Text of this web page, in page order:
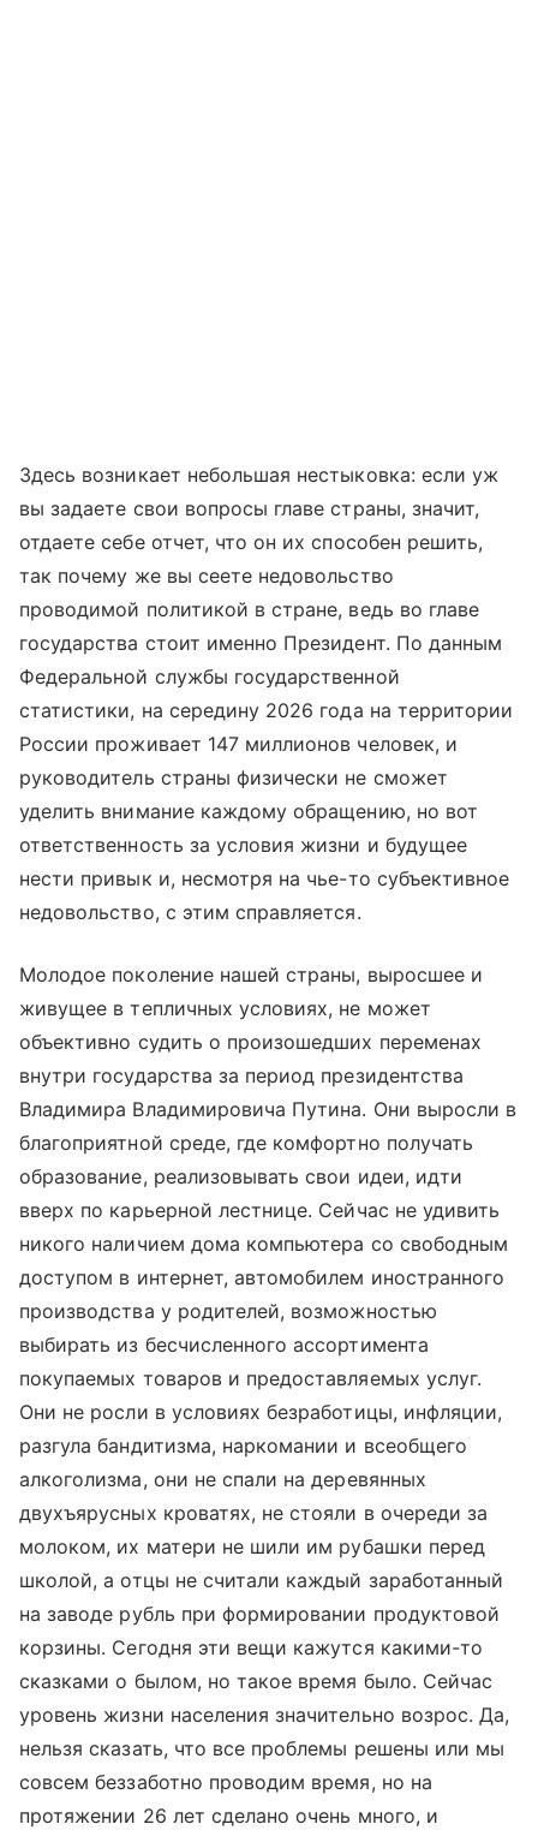
Здесь возникает небольшая нестыковка: если уж
вы задаете свои вопросы главе страны, значит,
отдаете себе отчет, что он их способен решить,
так почему же вы сеете недовольство
проводимой политикой в стране, ведь во главе
государства стоит именно Президент. По данным
Федеральной службы государственной
статистики, на середину 2026 года на территории
России проживает 147 миллионов человек, и
руководитель страны физически не сможет
уделить внимание каждому обращению, но вот
ответственность за условия жизни и будущее
нести привык и, несмотря на чье-то субъективное
недовольство, с этим справляется.
Молодое поколение нашей страны, выросшее и
живущее в тепличных условиях, не может
объективно судить о произошедших переменах
внутри государства за период президентства
Владимира Владимировича Путина. Они выросли в
благоприятной среде, где комфортно получать
образование, реализовывать свои идеи, идти
вверх по карьерной лестнице. Сейчас не удивить
никого наличием дома компьютера со свободным
доступом в интернет, автомобилем иностранного
производства у родителей, возможностью
выбирать из бесчисленного ассортимента
покупаемых товаров и предоставляемых услуг.
Они не росли в условиях безработицы, инфляции,
разгула бандитизма, наркомании и всеобщего
алкоголизма, они не спали на деревянных
двухъярусных кроватях, не стояли в очереди за
молоком, их матери не шили им рубашки перед
школой, а отцы не считали каждый заработанный
на заводе рубль при формировании продуктовой
корзины. Сегодня эти вещи кажутся какими-то
сказками о былом, но такое время было. Сейчас
уровень жизни населения значительно возрос. Да,
нельзя сказать, что все проблемы решены или мы
совсем беззаботно проводим время, но на
протяжении 26 лет сделано очень много, и